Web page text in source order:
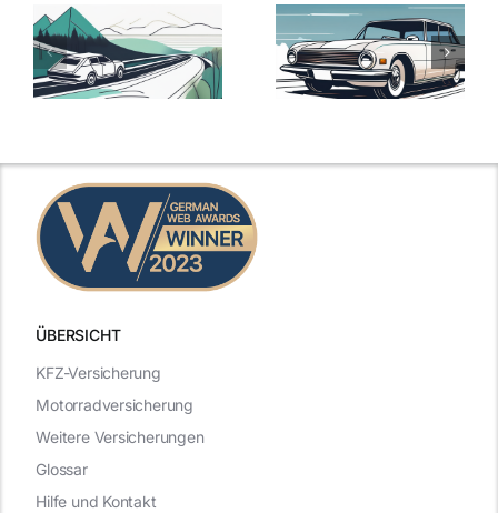
Versicherung:
Günstige Kfz-
Versicherungstarife
mit Top-
Kfz-
Die besten
Angebote im
ÜBERSICHT
KFZ-Versicherung
Motorradversicherung
Weitere Versicherungen
Glossar
Hilfe und Kontakt